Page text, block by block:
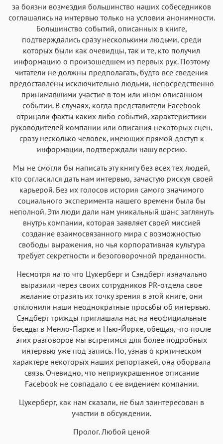
за боязни возмездия большинство наших собеседников
соглашались на интервью только на условии анонимности.
Большинство событий, описанных в книге,
подтверждались сразу несколькими людьми, среди
которых были как очевидцы, так и те, кто получил
информацию о произошедшем из первых рук. Поэтому
читатели не должны предполагать, будто все сведения
предоставлены исключительно людьми, непосредственно
принимавшими участие в том или ином описанном
событии. В случаях, когда представители Facebook
отрицали факты каких-либо событий, характеристики
руководителей компании или описания некоторых сцен,
сразу несколько человек, имеющих прямой доступ к
информации, подтверждали нашу версию.
Мы не смогли бы написать эту книгу без всех тех людей,
кто согласился дать нам интервью, зачастую рискуя своей
карьерой. Без их голосов история самого значимого
социального эксперимента нашего времени была бы
неполной. Эти люди дали нам уникальный шанс заглянуть
внутрь компании, которая заявляет своей миссией
создание взаимосвязанного мира с возможностью
свободы выражения, но чья корпоративная культура
требует секретности и безоговорочной преданности.
Несмотря на то что Цукерберг и Сэндберг изначально
выразили через своих сотрудников PR-отдела свое
желание отразить их точку зрения в этой книге, они
отклонили наши неоднократные просьбы об интервью.
Сэндберг трижды приглашала нас на неофициальные
беседы в Менло-Парке и Нью-Йорке, обещая, что после
этих разговоров мы встретимся для более подробных
интервью уже под запись. Но, узнав о критическом
характере некоторых наших репортажей, она оборвала
связь. Очевидно, что неприукрашенное описание
Facebook не совпадало с ее видением компании.
Цукерберг, как нам сказали, не был заинтересован в
участии в обсуждении.
Пролог. Любой ценой